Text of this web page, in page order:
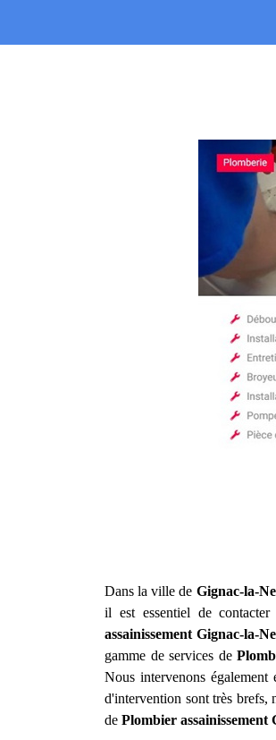
Dans la ville de Gignac-la-
il est essentiel de
assainissement Gignac-la-
gamme de services de
Nous intervenons
d'intervention sont très brefs,
dePlombier assainissement